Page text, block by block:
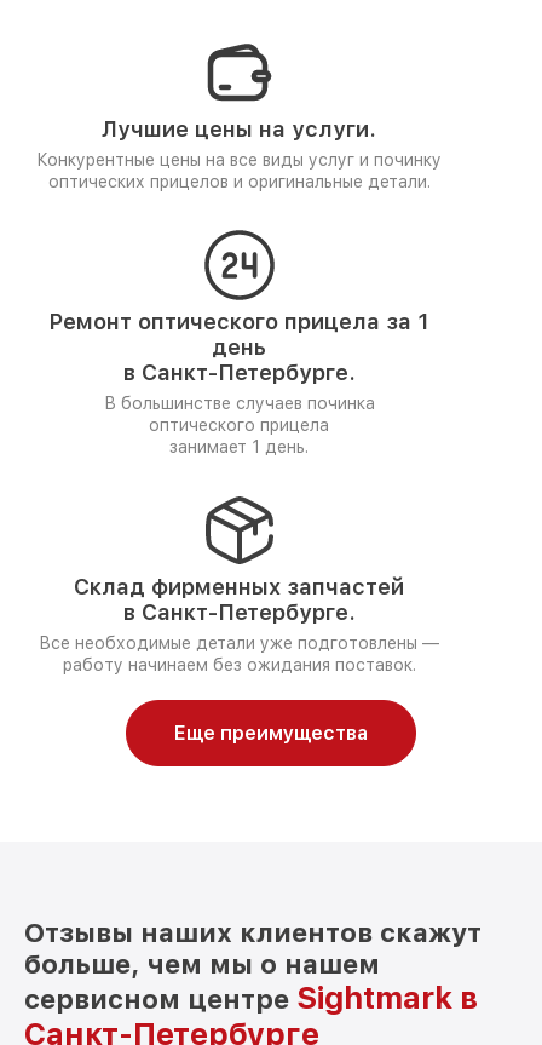
Лучшие цены на услуги.
Конкурентные цены на все виды услуг и починку
оптических прицелов и оригинальные детали.
Ремонт оптического прицела за 1
день
в Санкт-Петербурге.
В большинстве случаев починка
оптического прицела
занимает 1 день.
Склад фирменных запчастей
в Санкт-Петербурге.
Все необходимые детали уже подготовлены —
работу начинаем без ожидания поставок.
Еще преимущества
Отзывы наших клиентов скажут
больше, чем мы о нашем
сервисном центре Sightmark в
Санкт-Петербурге